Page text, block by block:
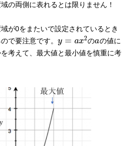
の両側に表れるとは限りません！
が0をまたいで設定されているとき
で要注意です。y = ax2のaの値に
考えて、最大値と最小値を慎重に考